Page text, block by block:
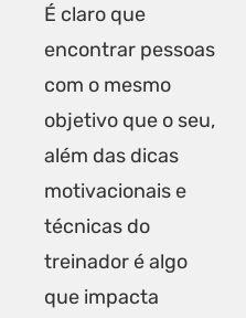
É claro que
encontrar pessoas
com o mesmo
objetivo que o seu,
além das dicas
motivacionais e
técnicas do
treinador é algo
que impacta